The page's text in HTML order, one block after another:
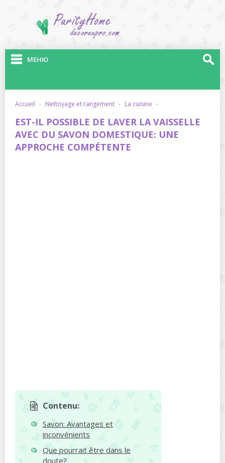
МЕНЮ
accueil · nettoyage et rangement · la cuisine ·
EST-IL POSSIBLE DE LAVER LA VAISSELLE
AVEC DU SAVON DOMESTIQUE: UNE
APPROCHE COMPÉTENTE
Contenu:
Savon: Avantages et
inconvénients
Que pourrait être dans le
doute?